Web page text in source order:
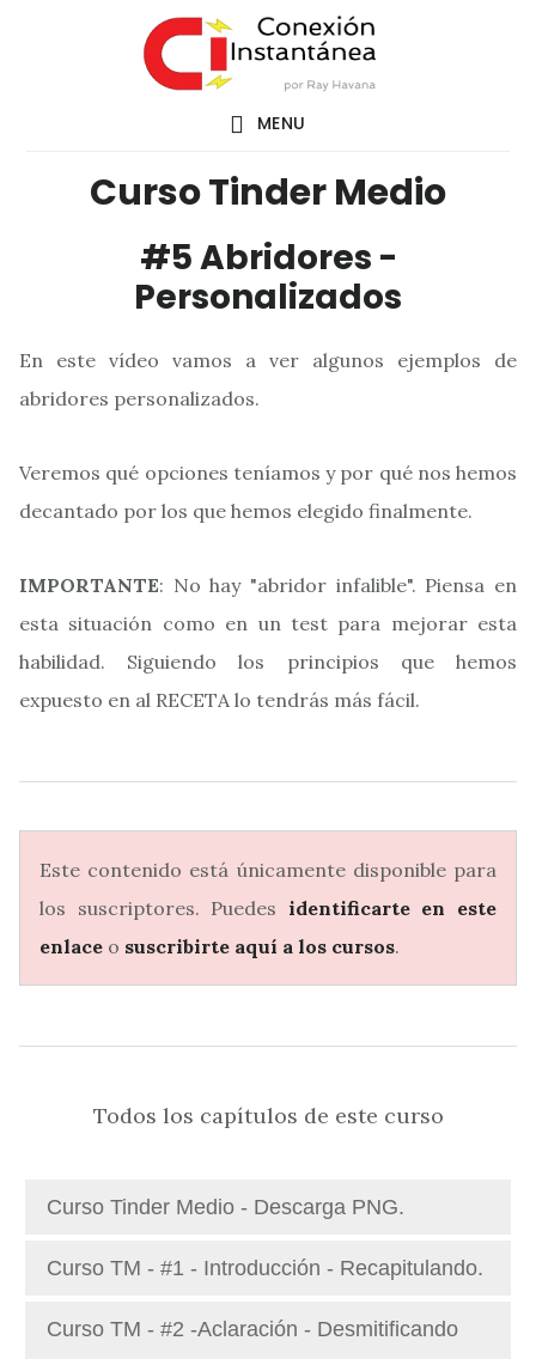
MENU
Curso Tinder Medio
#5 Abridores -
Personalizados
En este vídeo vamos a ver algunos ejemplos de
abridores personalizados.
Veremos qué opciones teníamos y por qué nos hemos
decantado por los que hemos elegido finalmente.
IMPORTANTE: No hay "abridor infalible". Piensa en
esta situación como en un test para mejorar esta
habilidad. Siguiendo los principios que hemos
expuesto en al RECETA lo tendrás más fácil.
Este contenido está únicamente disponible para
los suscriptores. Puedes identificarte en este
enlace o suscribirte aquí a los cursos.
Todos los capítulos de este curso
Curso Tinder Medio - Descarga PNG.
Curso TM - #1 - Introducción - Recapitulando.
Curso TM - #2 -Aclaración - Desmitificando